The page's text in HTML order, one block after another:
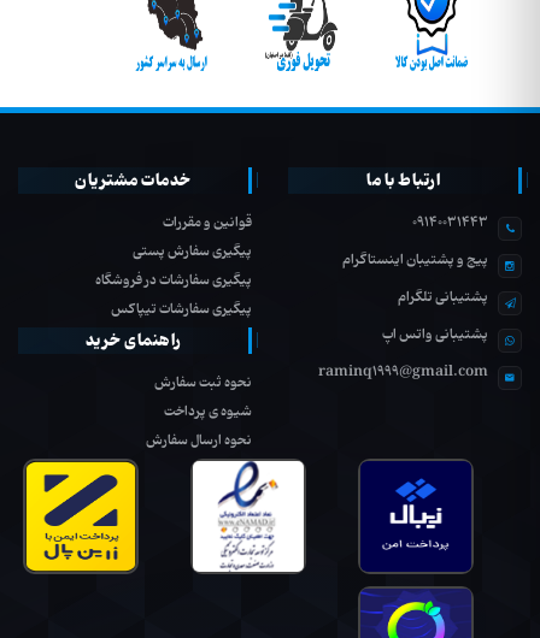
ارتباط با ما
09140031443
پیج و پشتیبان اینستاگرام
پشتیبانی تلگرام
پشتیبانی واتس اپ
raminq1999@gmail.com
خدمات مشتریان
قوانین و مقررات
پیگیری سفارش پستی
پیگیری سفارشات در فروشگاه
پیگیری سفارشات تیپاکس
راهنمای خرید
نحوه ثبت سفارش
شیوه ی پرداخت
نحوه ارسال سفارش